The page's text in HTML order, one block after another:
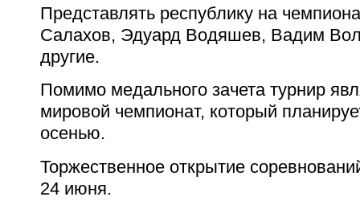
Представлять республику на
Салахов, Эдуард Водяшев, Вадим
другие.
Помимо медального зачета турнир
мировой чемпионат, который
осенью.
Торжественное открытие
24 июня.